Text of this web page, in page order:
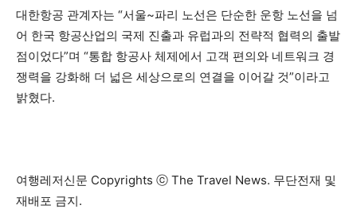
대한항공 관계자는 “서울~파리 노선은 단순한 운항 노선을 넘
어 한국 항공산업의 국제 진출과 유럽과의 전략적 협력의 출발
점이었다”며 “통합 항공사 체제에서 고객 편의와 네트워크 경
쟁력을 강화해 더 넓은 세상으로의 연결을 이어갈 것”이라고
밝혔다.
여행레저신문 Copyrights ⓒ The Travel News. 무단전재 및
재배포 금지.